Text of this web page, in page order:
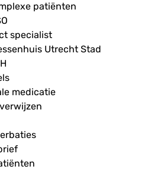
patiënten
specialist
Utrecht Stad
medicatie